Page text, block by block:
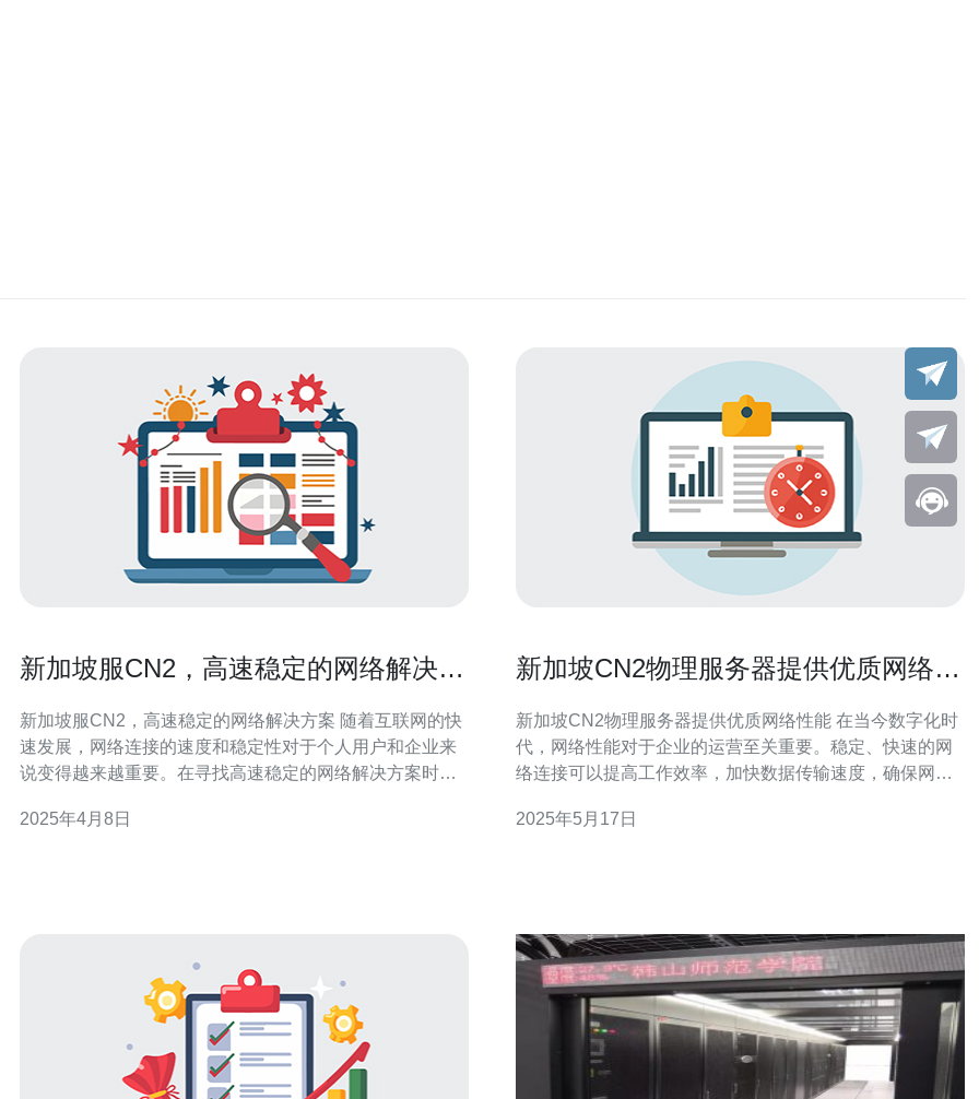
新加坡服CN2，高速稳定的网络解决方
新加坡服CN2，高速稳定的网络解决方案 随着互联网的快
速发展，网络连接的速度和稳定性对于个人用户和企业来
说变得越来越重要。在寻找高速稳定的网络解决方案时，
服CN2的特点和优势，并探讨为何它是一个可靠的网络解
2025年4月8日
新加坡CN2物理服务器提供优质网络性
新加坡CN2物理服务器提供优质网络性能 在当今数字化时
代，网络性能对于企业的运营至关重要。稳定、快速的网
络连接可以提高工作效率，加快数据传输速度，确保网站
物理服务器是至关重要的。 新加坡是一个亚洲地区的网络
2025年5月17日